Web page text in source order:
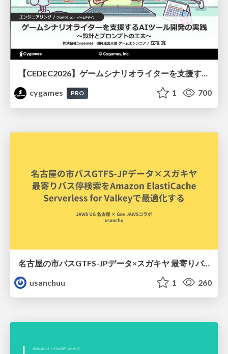
【CEDEC2026】ゲームシナリオライターを支援するAIツール開発の実践 ― 設計とプロンプトの工夫 ―
cygames
PRO 1 700
名古屋の市バスGTFS-JPデータ×スガキヤ 最寄りバス停検索をAmazon ElastiCache Serverless for Valkeyで最適化する
usanchuu
1 260